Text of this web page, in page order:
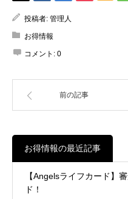
投稿者: 管理人
お得情報
コメント: 0
前の記事
お得情報の最近記事
【Angelsライフカード】
ド！